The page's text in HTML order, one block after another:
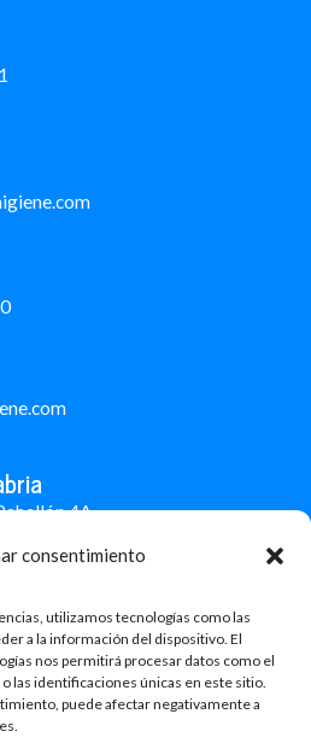
consentimiento
utilizamos tecnologías como las
a la información del dispositivo. El
nos permitirá procesar datos como el
las identificaciones únicas en este sitio.
puede afectar negativamente a
4A